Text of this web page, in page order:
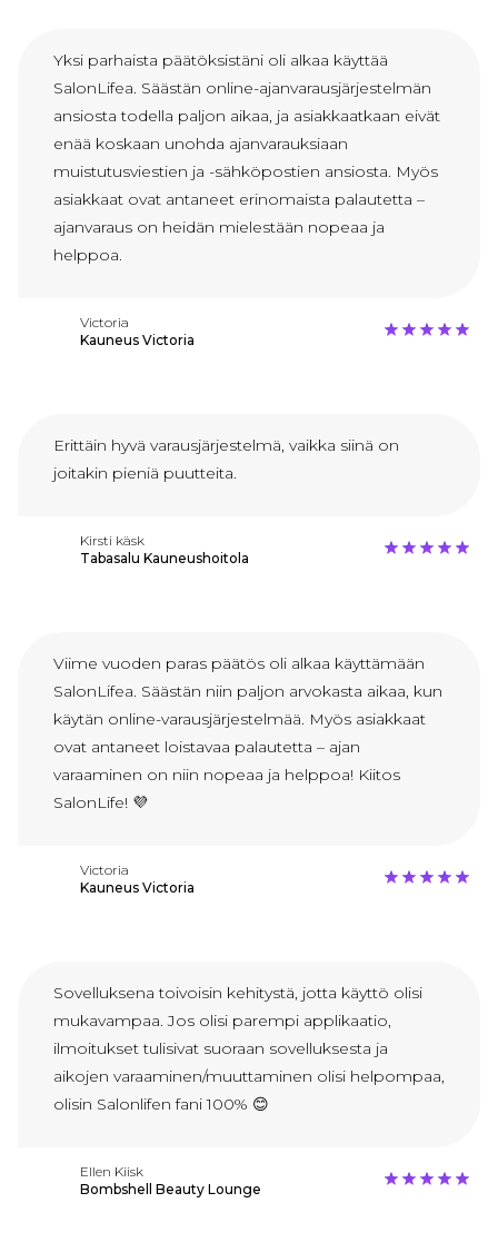
Yksi parhaista päätöksistäni oli alkaa käyttää
SalonLifea. Säästän online-ajanvarausjärjestelmän
ansiosta todella paljon aikaa, ja asiakkaatkaan eivät
enää koskaan unohda ajanvarauksiaan
muistutusviestien ja -sähköpostien ansiosta. Myös
asiakkaat ovat antaneet erinomaista palautetta –
ajanvaraus on heidän mielestään nopeaa ja
helppoa.
Victoria
Kauneus Victoria
Erittäin hyvä varausjärjestelmä, vaikka siinä on
joitakin pieniä puutteita.
Kirsti käsk
Tabasalu Kauneushoitola
Viime vuoden paras päätös oli alkaa käyttämään
SalonLifea. Säästän niin paljon arvokasta aikaa, kun
käytän online-varausjärjestelmää. Myös asiakkaat
ovat antaneet loistavaa palautetta – ajan
varaaminen on niin nopeaa ja helppoa! Kiitos
SalonLife! 💜
Victoria
Kauneus Victoria
Sovelluksena toivoisin kehitystä, jotta käyttö olisi
mukavampaa. Jos olisi parempi applikaatio,
ilmoitukset tulisivat suoraan sovelluksesta ja
aikojen varaaminen/muuttaminen olisi helpompaa,
olisin Salonlifen fani 100% 😊
Ellen Kiisk
Bombshell Beauty Lounge